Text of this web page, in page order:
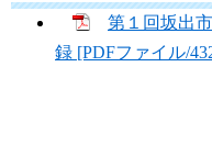
第１回坂出
録 [PDFファイル/